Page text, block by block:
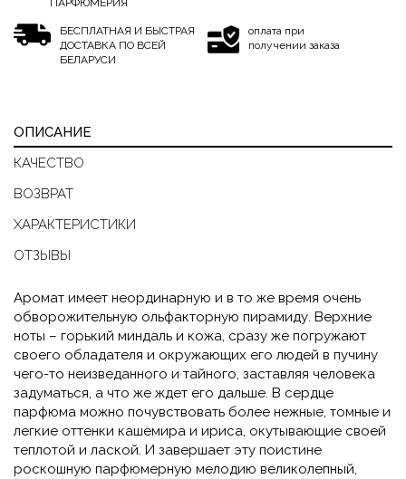
ПАРФЮМЕРИЯ
БЕСПЛАТНАЯ И БЫСТРАЯ
ДОСТАВКА ПО ВСЕЙ
БЕЛАРУСИ
оплата при
получении заказа
ОПИСАНИЕ
КАЧЕСТВО
ВОЗВРАТ
ХАРАКТЕРИСТИКИ
ОТЗЫВЫ
Аромат имеет неординарную и в то же время очень
обворожительную ольфакторную пирамиду. Верхние
ноты – горький миндаль и кожа, сразу же погружают
своего обладателя и окружающих его людей в пучину
чего-то неизведанного и тайного, заставляя человека
задуматься, а что же ждет его дальше. В сердце
парфюма можно почувствовать более нежные, томные и
легкие оттенки кашемира и ириса, окутывающие своей
теплотой и лаской. И завершает эту поистине
роскошную парфюмерную мелодию великолепный,